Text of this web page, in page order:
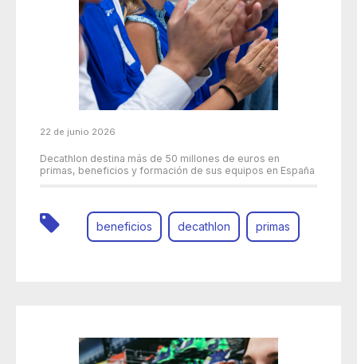
22 de junio 2026
Decathlon destina más de 50 millones de euros en
primas, beneficios y formación de sus equipos en España
beneficios decathlon primas